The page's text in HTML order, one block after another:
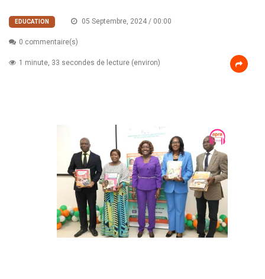
EDUCATION 05 Septembre, 2024 / 00:00
0 commentaire(s)
1 minute, 33 secondes de lecture (environ)